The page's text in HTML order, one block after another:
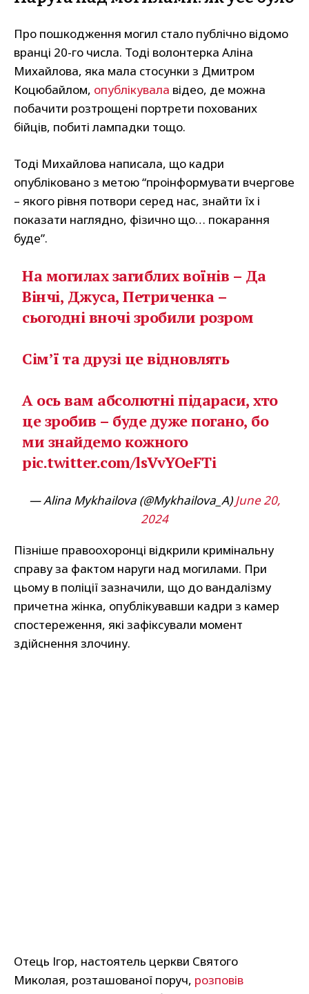
Про пошкодження могил стало публічно відомо
вранці 20-го числа. Тоді волонтерка Аліна
Михайлова, яка мала стосунки з Дмитром
Коцюбайлом, опублікувала відео, де можна
побачити розтрощені портрети похованих
бійців, побиті лампадки тощо.
Тоді Михайлова написала, що кадри
опубліковано з метою “проінформувати вчергове
– якого рівня потвори серед нас, знайти їх і
показати наглядно, фізично що… покарання
буде”.
На могилах загиблих воїнів – Да
Вінчі, Джуса, Петриченка –
сьогодні вночі зробили розром
Сімʼї та друзі це відновлять
А ось вам абсолютні підараси, хто
це зробив – буде дуже погано, бо
ми знайдемо кожного
pic.twitter.com/lsVvYOeFTi
— Alina Mykhailova (@Mykhailova_A)June 20,
2024
Пізніше правоохоронці відкрили кримінальну
справу за фактом наруги над могилами. При
цьому в поліції зазначили, що до вандалізму
причетна жінка, опублікувавши кадри з камер
спостереження, які зафіксували момент
здійснення злочину.
Отець Ігор, настоятель церкви Святого
Миколая, розташованої поруч, розповів